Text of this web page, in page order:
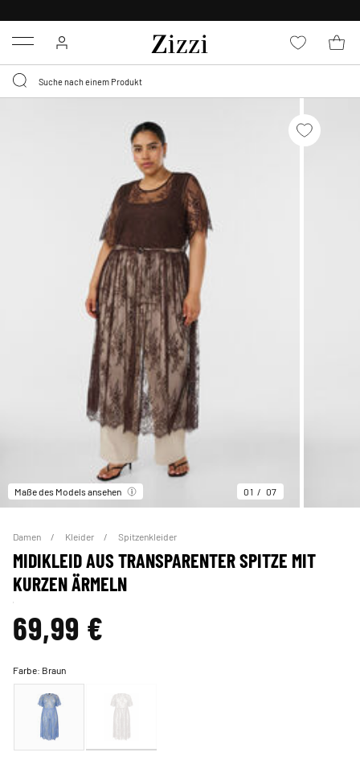
Menu
Maße des Models ansehen 01 07
Damen Kleider Spitzenkleider
MIDIKLEID AUS TRANSPARENTER SPITZE MIT
KURZEN ÄRMELN
69,99 €
Farbe: Braun